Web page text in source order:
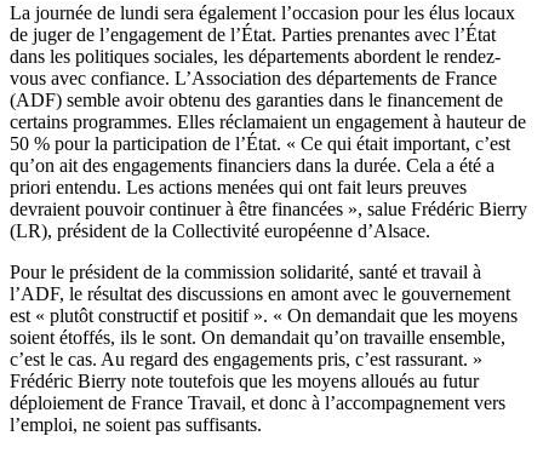
La journée de lundi sera également l’occasion pour les élus locaux
de juger de l’engagement de l’État. Parties prenantes avec l’État
dans les politiques sociales, les départements abordent le rendez-
vous avec confiance. L’Association des départements de France
(ADF) semble avoir obtenu des garanties dans le financement de
certains programmes. Elles réclamaient un engagement à hauteur de
50 % pour la participation de l’État. « Ce qui était important, c’est
qu’on ait des engagements financiers dans la durée. Cela a été a
priori entendu. Les actions menées qui ont fait leurs preuves
devraient pouvoir continuer à être financées », salue Frédéric Bierry
(LR), président de la Collectivité européenne d’Alsace.
Pour le président de la commission solidarité, santé et travail à
l’ADF, le résultat des discussions en amont avec le gouvernement
est « plutôt constructif et positif ». « On demandait que les moyens
soient étoffés, ils le sont. On demandait qu’on travaille ensemble,
c’est le cas. Au regard des engagements pris, c’est rassurant. »
Frédéric Bierry note toutefois que les moyens alloués au futur
déploiement de France Travail, et donc à l’accompagnement vers
l’emploi, ne soient pas suffisants.